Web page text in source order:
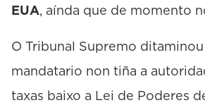
EUA, aínda que de momento
O Tribunal Supremo
mandatario non tiña a
taxas baixo a Lei de Poderes